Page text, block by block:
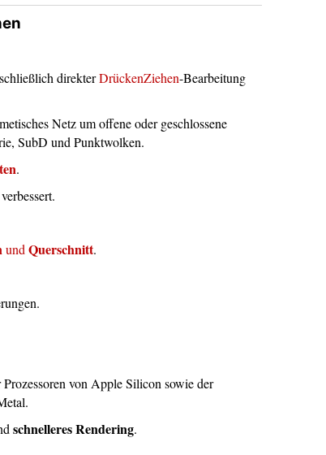
direkterDrückenZiehen-Bearbeitung
Netz um offene oder geschlossene
SubD und Punktwolken.
.
und Querschnitt.
Prozessoren von Apple Silicon sowie der
schnelleres Rendering.